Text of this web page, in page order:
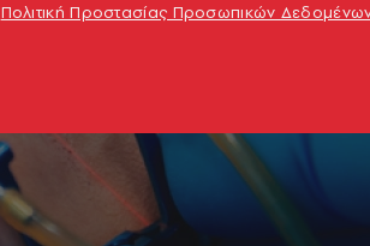
Πολιτική Προστασίας Προσωπικών